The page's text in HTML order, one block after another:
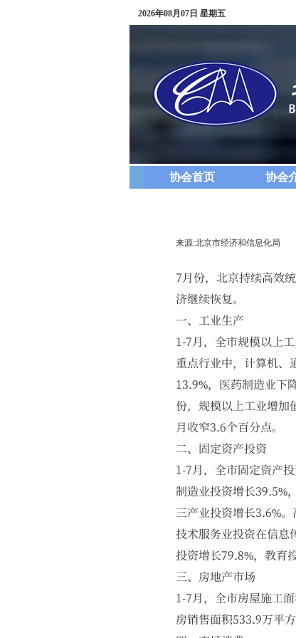
2026年08月07日 星期五
协会首页 协会
来源:北京市经济和信息化局
7月份，北京持续高效
济继续恢复。
一、工业生产
1-7月，全市规模以上
重点行业中，计算机、
13.9%，医药制造业下
份，规模以上工业增加
月收窄3.6个百分点。
二、固定资产投资
1-7月，全市固定资产
制造业投资增长39.5%
三产业投资增长3.6%
技术服务业投资在信息
投资增长79.8%，教育
三、房地产市场
1-7月，全市房屋施工
房销售面积533.9万平